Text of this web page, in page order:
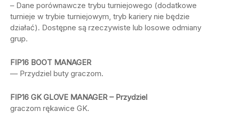
– Dane porównawcze trybu turniejowego (dodatkowe
turnieje w trybie turniejowym, tryb kariery nie będzie
działać). Dostępne są rzeczywiste lub losowe odmiany
grup.
FIP16 BOOT MANAGER
— Przydziel buty graczom.
FIP16 GK GLOVE MANAGER – Przydziel
graczom rękawice GK.